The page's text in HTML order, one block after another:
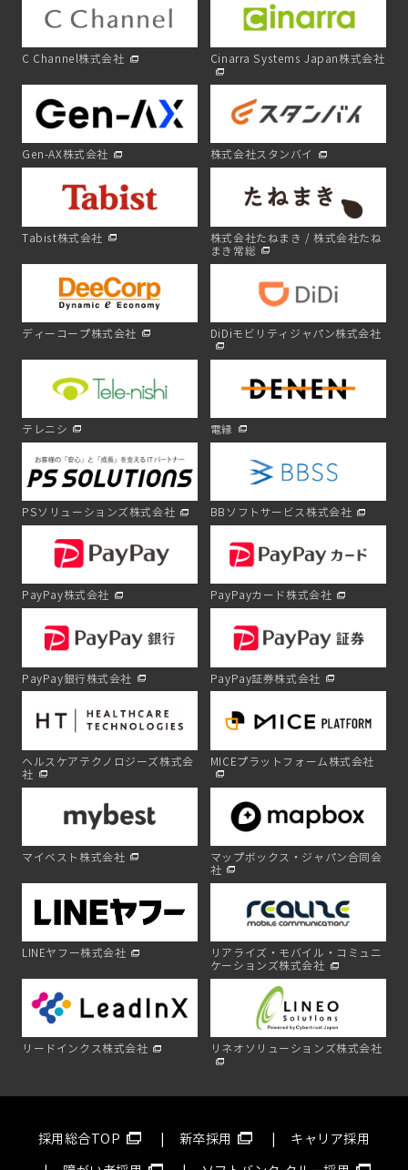
C Channel株式会社 Cinarra Systems Japan株式会社
Gen-AX株式会社 株式会社スタンバイ
Tabist株式会社
株式会社たねまき / 株式会社たね
まき常総
ディーコープ株式会社 DiDiモビリティジャパン株式会社
テレニシ 電縁
PSソリューションズ株式会社 BBソフトサービス株式会社
PayPay株式会社 PayPayカード株式会社
PayPay銀行株式会社 PayPay証券株式会社
ヘルスケアテクノロジーズ株式会
社
MICEプラットフォーム株式会社
マイベスト株式会社
マップボックス・ジャパン合同会
社
LINEヤフー株式会社
リアライズ・モバイル・コミュニ
ケーションズ株式会社
リードインクス株式会社 リネオソリューションズ株式会社
採用総合TOP 新卒採用
キャリア採用